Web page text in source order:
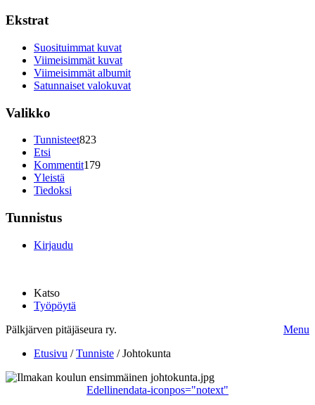
Ekstrat
Suosituimmat kuvat
Viimeisimmät kuvat
Viimeisimmät albumit
Satunnaiset valokuvat
Valikko
Tunnisteet823
Etsi
Kommentit179
Yleistä
Tiedoksi
Tunnistus
Kirjaudu
Katso
Työpöytä
Pälkjärven pitäjäseura ry.
Menu
Etusivu /Tunniste /Johtokunta
Edellinendata-iconpos="notext"